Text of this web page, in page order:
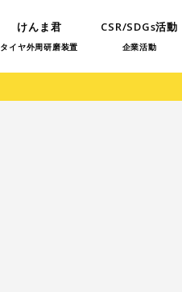
けんま君
タイヤ外周研磨装置
CSR/SDGs活動
企業活動